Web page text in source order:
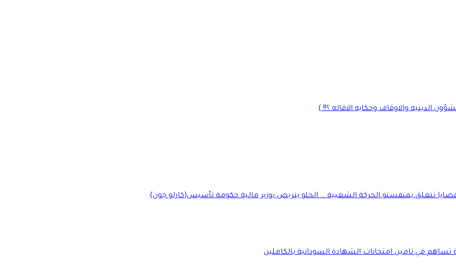
الدينيه والاوقاف وحكايه الاقاله ؟!! )
تتعلق بمنفستو الحركة الشعبية … الحلو يتربص بوزير مالية حكومة تأسيس(كارلو جون)
تساهم في تامين امتحانات الشهادة السودانية بالكاملين